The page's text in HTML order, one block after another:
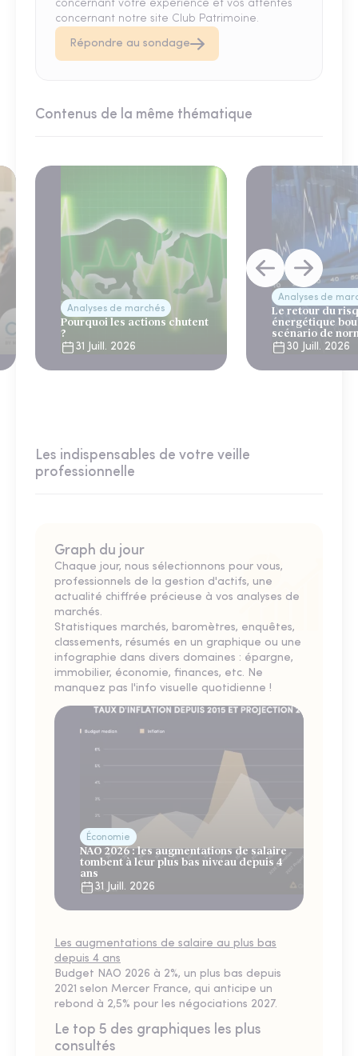
concernant votre expérience et vos attentes
concernant notre site Club Patrimoine.
Répondre au sondage
Contenus de la même thématique
Analyses de marchés
Pourquoi les actions chutent
?
31 Juill. 2026
Analyses de
Le retour du
énergétique
scénario de
30 Juill. 2026
Les indispensables de votre veille
professionnelle
Graph du jour
Chaque jour, nous sélectionnons pour vous,
professionnels de la gestion d'actifs, une
actualité chiffrée précieuse à vos analyses de
marchés.
Statistiques marchés, baromètres, enquêtes,
classements, résumés en un graphique ou une
infographie dans divers domaines : épargne,
immobilier, économie, finances, etc. Ne
manquez pas l'info visuelle quotidienne !
Économie
NAO 2026 : les augmentations de salaire
tombent à leur plus bas niveau depuis 4
ans
31 Juill. 2026
Les augmentations de salaire au plus bas
depuis 4 ans
Budget NAO 2026 à 2%, un plus bas depuis
2021 selon Mercer France, qui anticipe un
rebond à 2,5% pour les négociations 2027.
Le top 5 des graphiques les plus
consultés